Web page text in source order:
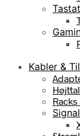
Kabler &